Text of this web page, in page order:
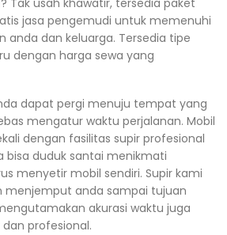
jasa pengemudi untuk memenuhi
anda dan keluarga. Tersedia tipe
dengan harga sewa yang
dapat pergi menuju tempat yang
mengatur waktu perjalanan. Mobil
dengan fasilitas supir profesional
duduk santai menikmati
menyetir mobil sendiri. Supir kami
menjemput anda sampai tujuan
akurasi waktu juga
profesional.